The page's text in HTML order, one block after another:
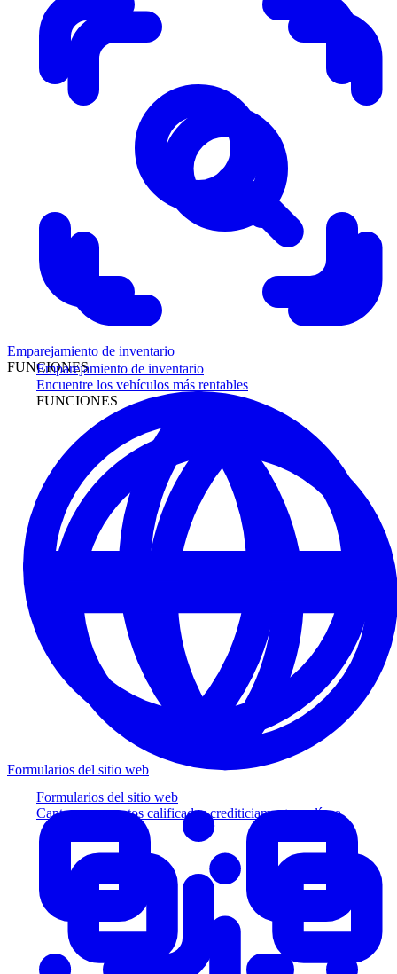
Emparejamiento de inventario
Encuentre los vehículos más rentables
FUNCIONES
Formularios del sitio web
Capture prospectos calificados crediticiamente en línea
Emparejamiento de inventario
FUNCIONES
Formularios del sitio web